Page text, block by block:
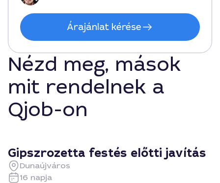
Árajánlat kérése
Nézd meg, mások
mit rendelnek a
Qjob-on
Gipszrozetta festés előtti javítás
Dunaújváros
16 napja